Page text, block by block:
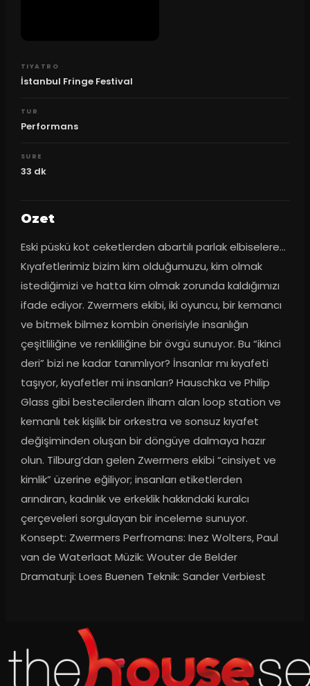
TIYATRO
İstanbul Fringe Festival
TUR
Performans
SURE
33 dk
Ozet
Eski püskü kot ceketlerden abartılı parlak elbiselere…
Kıyafetlerimiz bizim kim olduğumuzu, kim olmak
istediğimizi ve hatta kim olmak zorunda kaldığımızı
ifade ediyor. Zwermers ekibi, iki oyuncu, bir kemancı
ve bitmek bilmez kombin önerisiyle insanlığın
çeşitliliğine ve renkliliğine bir övgü sunuyor. Bu “ikinci
deri” bizi ne kadar tanımlıyor? İnsanlar mı kıyafeti
taşıyor, kıyafetler mi insanları? Hauschka ve Philip
Glass gibi bestecilerden ilham alan loop station ve
kemanlı tek kişilik bir orkestra ve sonsuz kıyafet
değişiminden oluşan bir döngüye dalmaya hazır
olun. Tilburg’dan gelen Zwermers ekibi “cinsiyet ve
kimlik” üzerine eğiliyor; insanları etiketlerden
arındıran, kadınlık ve erkeklik hakkındaki kuralcı
çerçeveleri sorgulayan bir inceleme sunuyor.
Konsept: Zwermers Perfromans: Inez Wolters, Paul
van de Waterlaat Müzik: Wouter de Belder
Dramaturji: Loes Buenen Teknik: Sander Verbiest